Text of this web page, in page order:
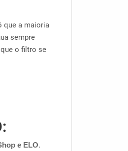
que a maioria
sempre
o filtro se
e ELO.